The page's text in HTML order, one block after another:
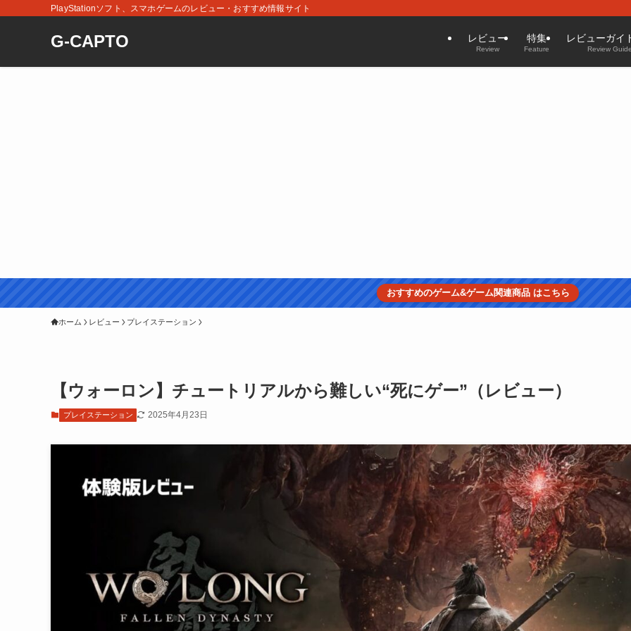
PlayStationソフト、スマホゲームのレビュー・おすすめ情報サイト
G-CAPTO レビュー
Review
特集
Feature
レビューガイ
Review
おすすめのゲーム&ゲーム関連商品 はこちら
ホーム レビュー プレイステーション
【ウォーロン】チュートリアルから難しい“死にゲー”（レビュー）
プレイステーション 2025年4月23日